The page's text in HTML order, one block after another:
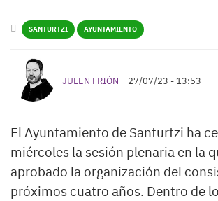
SANTURTZI AYUNTAMIENTO
JULEN FRIÓN 27/07/23 - 13:53
El Ayuntamiento de Santurtzi ha
miércoles la sesión plenaria en la
aprobado la organización del
próximos cuatro años. Dentro de